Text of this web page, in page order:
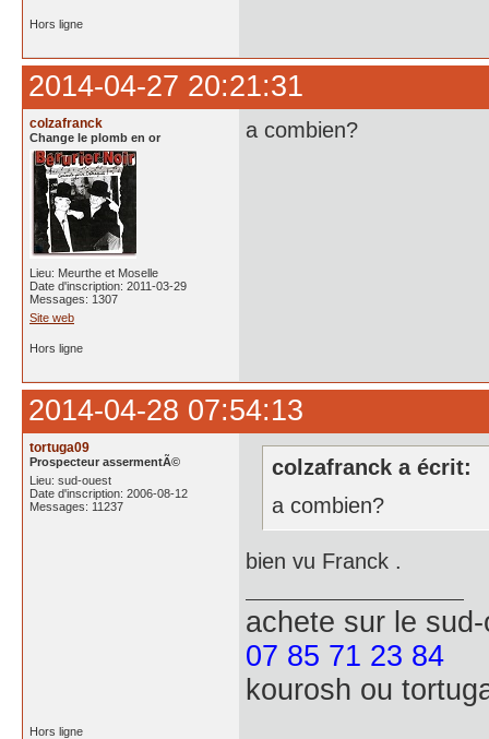
Hors ligne
2014-04-27 20:21:31
colzafranck
Change le plomb en or
Lieu: Meurthe et Moselle
Date d'inscription: 2011-03-29
Messages: 1307
Site web
a combien?
Hors ligne
2014-04-28 07:54:13
tortuga09
Prospecteur assermentÃ©
Lieu: sud-ouest
Date d'inscription: 2006-08-12
Messages: 11237
colzafranck a écrit:
a combien?
bien vu Franck .
achete sur le
07 85 71 23 84
kourosh ou
Hors ligne